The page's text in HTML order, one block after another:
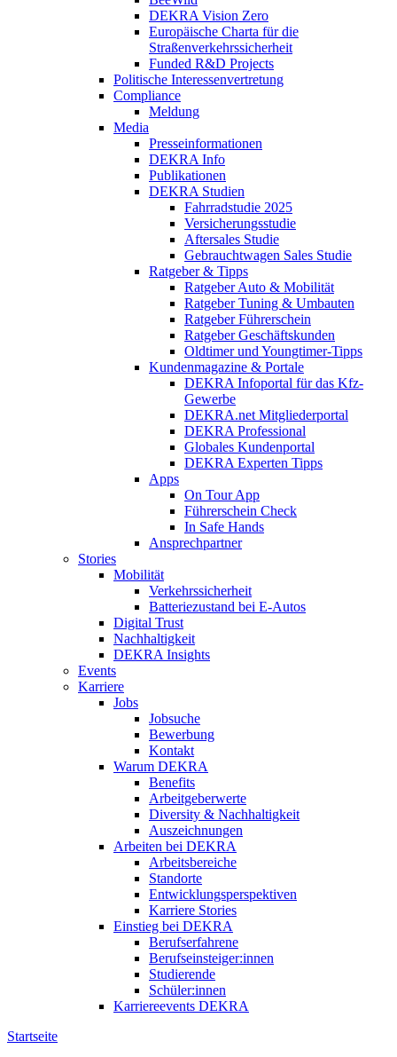
DEKRA Vision Zero
Europäische Charta für die
Straßenverkehrssicherheit
Funded R&D Projects
Politische Interessenvertretung
Compliance
Meldung
Media
Presseinformationen
DEKRA Info
Publikationen
DEKRA Studien
Fahrradstudie 2025
Versicherungsstudie
Aftersales Studie
Gebrauchtwagen Sales Studie
Ratgeber & Tipps
Ratgeber Auto & Mobilität
Ratgeber Tuning & Umbauten
Ratgeber Führerschein
Ratgeber Geschäftskunden
Oldtimer und Youngtimer-Tipps
Kundenmagazine & Portale
DEKRA Infoportal für das Kfz-
Gewerbe
DEKRA.net Mitgliederportal
DEKRA Professional
Globales Kundenportal
DEKRA Experten Tipps
Apps
On Tour App
Führerschein Check
In Safe Hands
Ansprechpartner
Stories
Mobilität
Verkehrssicherheit
Batteriezustand bei E-Autos
Digital Trust
Nachhaltigkeit
DEKRA Insights
Events
Karriere
Jobs
Jobsuche
Bewerbung
Kontakt
Warum DEKRA
Benefits
Arbeitgeberwerte
Diversity & Nachhaltigkeit
Auszeichnungen
Arbeiten bei DEKRA
Arbeitsbereiche
Standorte
Entwicklungsperspektiven
Karriere Stories
Einstieg bei DEKRA
Berufserfahrene
Berufseinsteiger:innen
Studierende
Schüler:innen
Karriereevents DEKRA
Startseite